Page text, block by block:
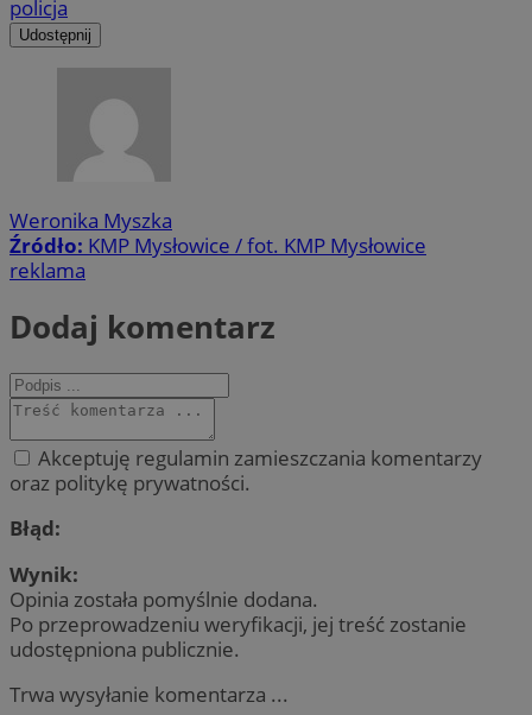
policja
Udostępnij
Weronika Myszka
Źródło: KMP Mysłowice / fot. KMP Mysłowice
reklama
Dodaj komentarz
Akceptuję regulamin zamieszczania komentarzy
oraz politykę prywatności.
Błąd:
Wynik:
Opinia została pomyślnie dodana.
Po przeprowadzeniu weryfikacji, jej treść zostanie
udostępniona publicznie.
Trwa wysyłanie komentarza ...